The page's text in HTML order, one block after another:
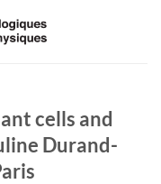
cells and
Durand-